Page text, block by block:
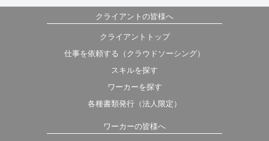
クライアントの皆様へ
クライアントトップ
仕事を依頼する（クラウドソーシング）
スキルを探す
ワーカーを探す
各種書類発行（法人限定）
ワーカーの皆様へ